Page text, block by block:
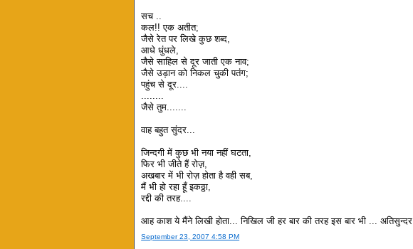
सच ..
कल!! एक अतीत;
जैसे रेत पर लिखे कुछ शब्द,
आधे धुंधले,
जैसे साहिल से दूर जाती एक नाव;
जैसे उड़ान को निकल चुकी पतंग;
पहुंच से दूर....
........
जैसे तुम.......
वाह बहुत सुंदर...
जिन्दगी में कुछ भी नया नहीं घटता,
फिर भी जीते हैं रोज़,
अखबार में भी रोज़ होता है वही सब,
मैं भी हो रहा हूँ इकठ्ठा,
रद्दी की तरह....
आह काश ये मैंने लिखी होता... निखिल जी हर बार की तरह इस बार भी ... अतिसुन्दर
September 23, 2007 4:58 PM